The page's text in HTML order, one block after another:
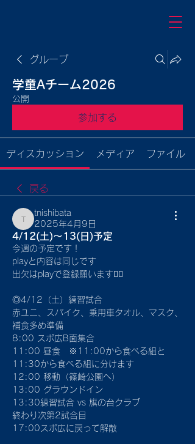
グループ
学童Aチーム2026
公開
参加する
ディスカッション メディア ファイル
戻る
tnishibata
tnishibata
2025年4月9日
4/12(土)〜13(日)予定
今週の予定です！
playと内容は同じです
出欠はplayで登録願います🙇‍♂️
◎4/12（土）練習試合
赤ユニ、スパイク、乗用車タオル、マスク、
補食多め準備
8:00 スポ広B面集合
11:00 昼食　※11:00から食べる組と
11:30から食べる組に分けます
12:00 移動（篠崎公園へ）
13:00 グラウンドイン
13:30練習試合 vs 旗の台クラブ
終わり次第2試合目
17:00スポ広に戻って解散